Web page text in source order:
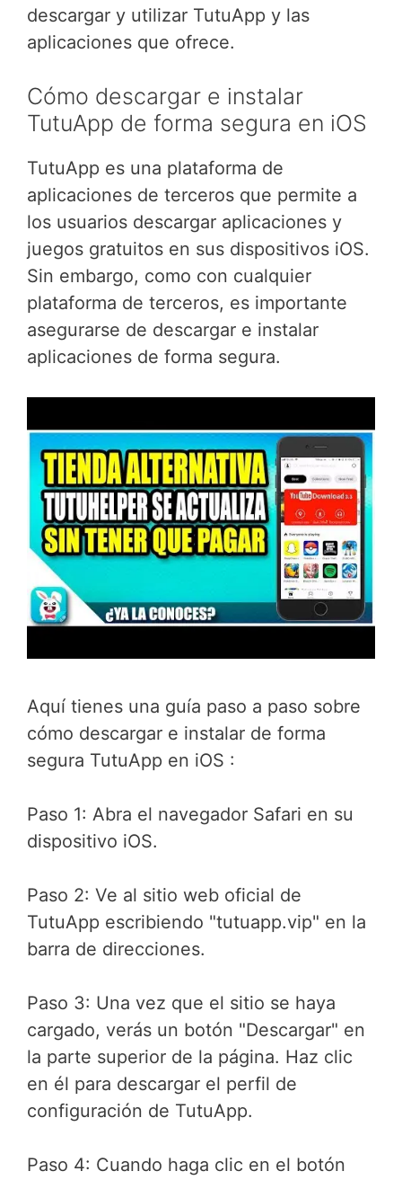
descargar y utilizar TutuApp y las
aplicaciones que ofrece.
Cómo descargar e instalar
TutuApp de forma segura en iOS
TutuApp es una plataforma de
aplicaciones de terceros que permite a
los usuarios descargar aplicaciones y
juegos gratuitos en sus dispositivos iOS.
Sin embargo, como con cualquier
plataforma de terceros, es importante
asegurarse de descargar e instalar
aplicaciones de forma segura.
Aquí tienes una guía paso a paso sobre
cómo descargar e instalar de forma
segura TutuApp en iOS :
Paso 1: Abra el navegador Safari en su
dispositivo iOS.
Paso 2: Ve al sitio web oficial de
TutuApp escribiendo "tutuapp.vip" en la
barra de direcciones.
Paso 3: Una vez que el sitio se haya
cargado, verás un botón "Descargar" en
la parte superior de la página. Haz clic
en él para descargar el perfil de
configuración de TutuApp.
Paso 4: Cuando haga clic en el botón